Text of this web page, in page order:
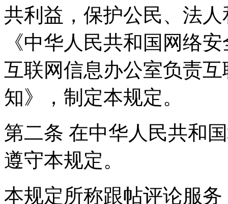
共利益，保护公民、法
《中华人民共和国网络
互联网信息办公室负责
知》，制定本规定。
第二条 在中华人民共和
遵守本规定。
本规定所称跟帖评论服